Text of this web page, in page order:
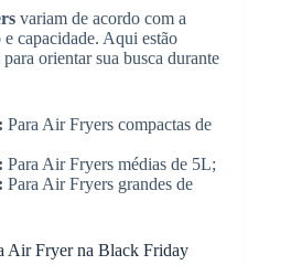
variam de acordo com a
capacidade. Aqui estão
orientar sua busca durante
Para Air Fryers compactas de
Para Air Fryers médias de 5L;
Para Air Fryers grandes de
Air Fryer na Black Friday